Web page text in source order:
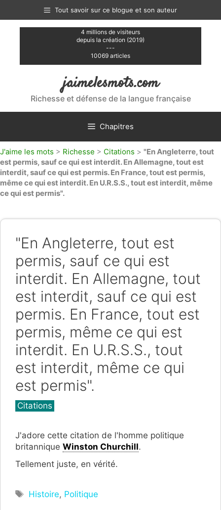
contenu
Tout savoir sur ce blogue et son auteur
4 millions de visiteurs
depuis la création (2019)
---
10069 articles
jaimelesmots.com
Richesse et défense de la langue française
Chapitres
J'aime les mots > Richesse > Citations > "En Angleterre, tout
est permis, sauf ce qui est interdit. En Allemagne, tout est
interdit, sauf ce qui est permis. En France, tout est permis,
même ce qui est interdit. En U.R.S.S., tout est interdit, même
ce qui est permis".
"En Angleterre, tout est
permis, sauf ce qui est
interdit. En Allemagne, tout
est interdit, sauf ce qui est
permis. En France, tout est
permis, même ce qui est
interdit. En U.R.S.S., tout
est interdit, même ce qui
est permis".
Catégories
Citations
J'adore cette citation de l'homme politique
britannique Winston Churchill.
Tellement juste, en vérité.
Étiquettes
Histoire, Politique